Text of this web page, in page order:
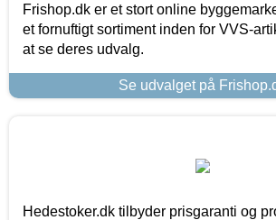
Frishop.dk er et stort online
et fornuftigt sortiment inden for VVS-
at se deres udvalg.
Se udvalget på
Hedestoker.dk tilbyder prisgaranti og